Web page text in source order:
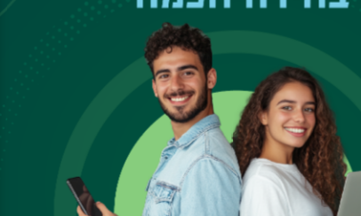
Parameter Scanner: Z range:
≤ 3.5 μm
NanoScopeV
Max sample size: 210 mm vacuum chuck for
Motorized position stage: 180 mm × 150 mm
Microscope:5- megapixel digital
and motorized focus
X-Y tip-velocity max.(1% tracking error) >2mm/s